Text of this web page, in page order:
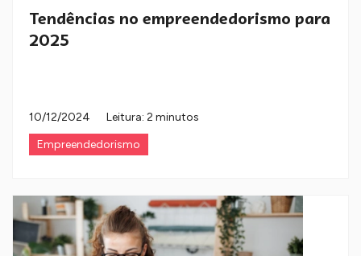
Tendências no empreendedorismo para
2025
10/12/2024
Leitura: 2 minutos
Empreendedorismo